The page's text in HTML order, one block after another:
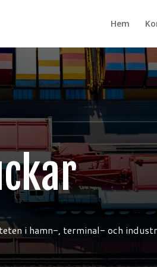
Hem
i hamn-, terminal- och